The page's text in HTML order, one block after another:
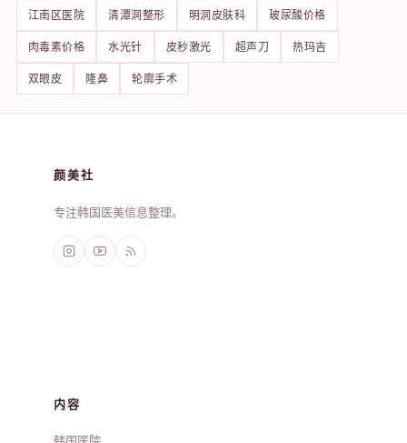
江南区医院 清潭洞整形 明洞皮肤科 玻尿酸价格
肉毒素价格 水光针 皮秒激光 超声刀 热玛吉
双眼皮 隆鼻 轮廓手术
颜美社
专注韩国医美信息整理。
内容